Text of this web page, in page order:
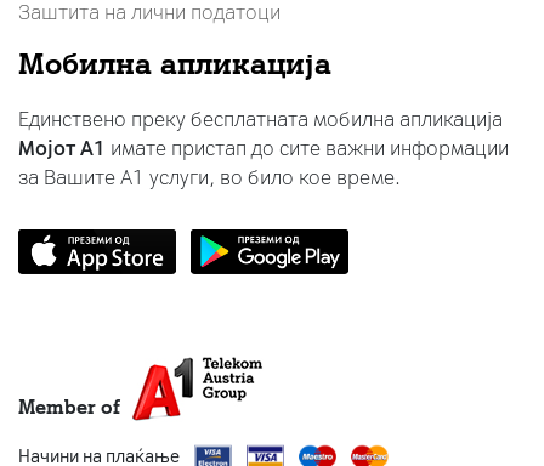
Заштита на лични податоци
Мобилна апликација
Единствено преку бесплатната мобилна апликација
Мојот A1 имате пристап до сите важни информации
за Вашите A1 услуги, во било кое време.
Member of
Начини на плаќање